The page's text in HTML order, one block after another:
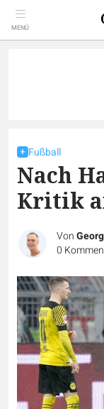
MENÜ
Fußball
Nach
Kritik
Von
0